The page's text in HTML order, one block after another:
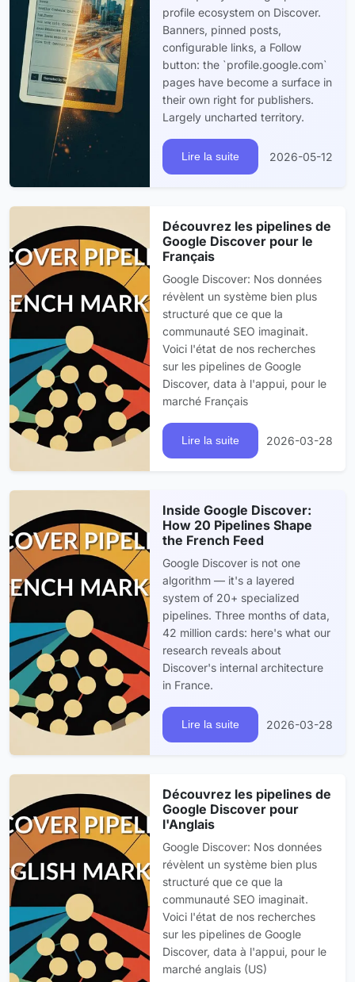
profile ecosystem on Discover.
Banners, pinned posts,
configurable links, a Follow
button: the `profile.google.com`
pages have become a surface in
their own right for publishers.
Largely uncharted territory.
Lire la suite 2026-05-12
Découvrez les pipelines de
Google Discover pour le
Français
Google Discover: Nos données
révèlent un système bien plus
structuré que ce que la
communauté SEO imaginait.
Voici l'état de nos recherches
sur les pipelines de Google
Discover, data à l'appui, pour le
marché Français
Lire la suite 2026-03-28
Inside Google Discover:
How 20 Pipelines Shape
the French Feed
Google Discover is not one
algorithm — it's a layered
system of 20+ specialized
pipelines. Three months of data,
42 million cards: here's what our
research reveals about
Discover's internal architecture
in France.
Lire la suite 2026-03-28
Découvrez les pipelines de
Google Discover pour
l'Anglais
Google Discover: Nos données
révèlent un système bien plus
structuré que ce que la
communauté SEO imaginait.
Voici l'état de nos recherches
sur les pipelines de Google
Discover, data à l'appui, pour le
marché anglais (US)